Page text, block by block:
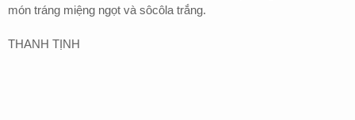
món tráng miệng ngọt và sôcôla trắng.
THANH TỊNH